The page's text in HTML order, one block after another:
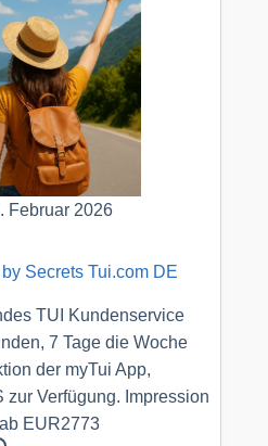
Februar 2026
Secrets Tui.com DE
TUI Kundenservice
7 Tage die Woche
der myTui App,
Verfügung. Impression
EUR2773